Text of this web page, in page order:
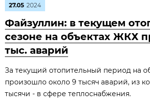
27.05 2024
Файзуллин: в текущем
сезоне на объектах ЖКХ
тыс. аварий
За текущий отопительный период на
произошло около 9 тысяч аварий, из
тысячи - в сфере теплоснабжения.